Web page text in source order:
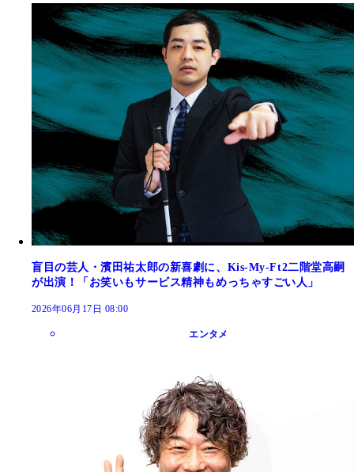
盲目の芸人・濱田祐太郎の新喜劇に、Kis-My-Ft2二階堂高嗣
が出演！「お笑いもサービス精神もめっちゃすごい人」
2026年06月17日 08:00
エンタメ